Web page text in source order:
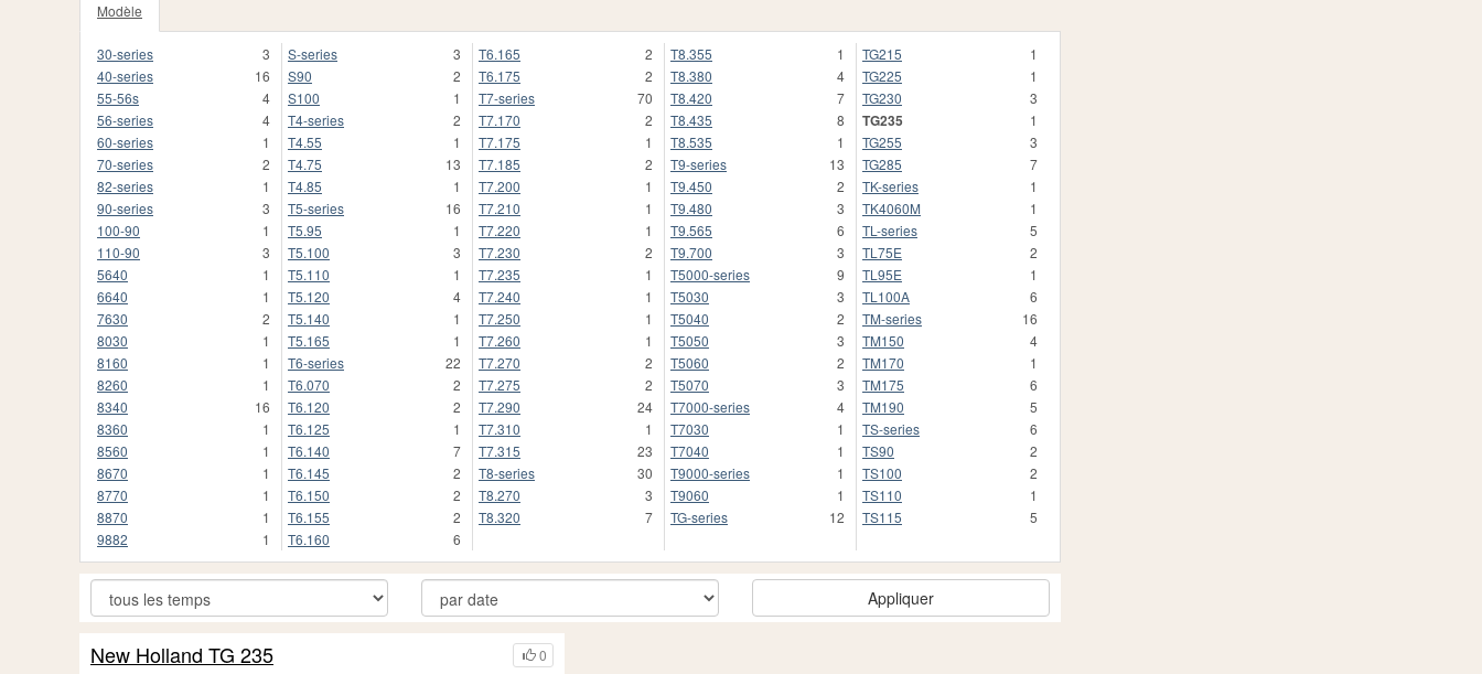
Modèle
30-series
3
40-series
16
55-56s
4
56-series
4
60-series
1
70-series
2
82-series
1
90-series
3
100-90
1
110-90
3
5640
1
6640
1
7630
2
8030
1
8160
1
8260
1
8340
16
8360
1
8560
1
8670
1
8770
1
8870
1
9882
1
S-series
3
S90
2
S100
1
T4-series
2
T4.55
1
T4.75
13
T4.85
1
T5-series
16
T5.95
1
T5.100
3
T5.110
1
T5.120
4
T5.140
1
T5.165
1
T6-series
22
T6.070
2
T6.120
2
T6.125
1
T6.140
7
T6.145
2
T6.150
2
T6.155
2
T6.160
6
T6.165
2
T6.175
2
T7-series
70
T7.170
2
T7.175
1
T7.185
2
T7.200
1
T7.210
1
T7.220
1
T7.230
2
T7.235
1
T7.240
1
T7.250
1
T7.260
1
T7.270
2
T7.275
2
T7.290
24
T7.310
1
T7.315
23
T8-series
30
T8.270
3
T8.320
7
T8.355
1
T8.380
4
T8.420
7
T8.435
8
T8.535
1
T9-series
13
T9.450
2
T9.480
3
T9.565
6
T9.700
3
T5000-series
9
T5030
3
T5040
2
T5050
3
T5060
2
T5070
3
T7000-series
4
T7030
1
T7040
1
T9000-series
1
T9060
1
TG-series
12
TG215
1
TG225
1
TG230
3
TG235
1
TG255
3
TG285
7
TK-series
1
TK4060M
1
TL-series
5
TL75E
2
TL95E
1
TL100A
6
TM-series
16
TM150
4
TM170
1
TM175
6
TM190
5
TS-series
6
TS90
2
TS100
2
TS110
1
TS115
5
Appliquer
0
New Holland TG 235